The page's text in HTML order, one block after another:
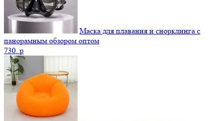
Маска для плавания и снорклинга с
панорамным обзором оптом
730. p